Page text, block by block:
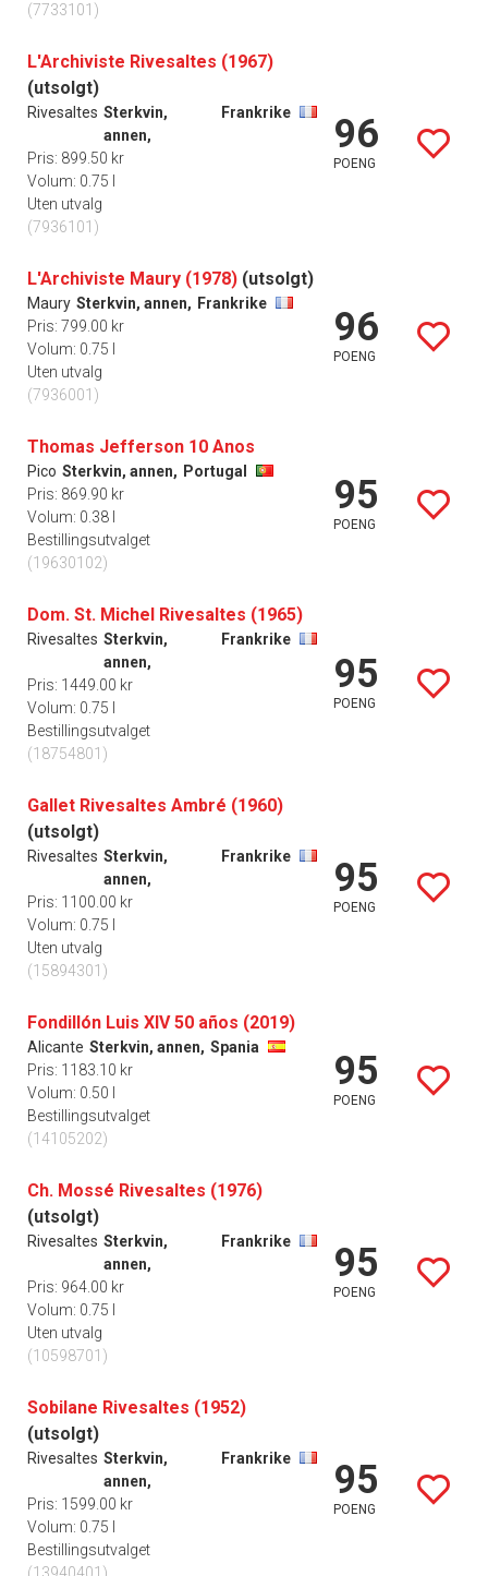
(7733101)
L'Archiviste Rivesaltes (1967)
(utsolgt)
Rivesaltes Sterkvin,
annen,
Frankrike
Pris: 899.50 kr
Volum: 0.75 l
Uten utvalg
(7936101)
96
POENG
L'Archiviste Maury (1978) (utsolgt)
Maury Sterkvin, annen, Frankrike
Pris: 799.00 kr
Volum: 0.75 l
Uten utvalg
(7936001)
96
POENG
Thomas Jefferson 10 Anos
Pico Sterkvin, annen, Portugal
Pris: 869.90 kr
Volum: 0.38 l
Bestillingsutvalget
(19630102)
95
POENG
Dom. St. Michel Rivesaltes (1965)
Rivesaltes Sterkvin,
annen,
Frankrike
Pris: 1449.00 kr
Volum: 0.75 l
Bestillingsutvalget
(18754801)
95
POENG
Gallet Rivesaltes Ambré (1960)
(utsolgt)
Rivesaltes Sterkvin,
annen,
Frankrike
Pris: 1100.00 kr
Volum: 0.75 l
Uten utvalg
(15894301)
95
POENG
Fondillón Luis XIV 50 años (2019)
Alicante Sterkvin, annen, Spania
Pris: 1183.10 kr
Volum: 0.50 l
Bestillingsutvalget
(14105202)
95
POENG
Ch. Mossé Rivesaltes (1976)
(utsolgt)
Rivesaltes Sterkvin,
annen,
Frankrike
Pris: 964.00 kr
Volum: 0.75 l
Uten utvalg
(10598701)
95
POENG
Sobilane Rivesaltes (1952)
(utsolgt)
Rivesaltes Sterkvin,
annen,
Frankrike
Pris: 1599.00 kr
Volum: 0.75 l
Bestillingsutvalget
95
POENG